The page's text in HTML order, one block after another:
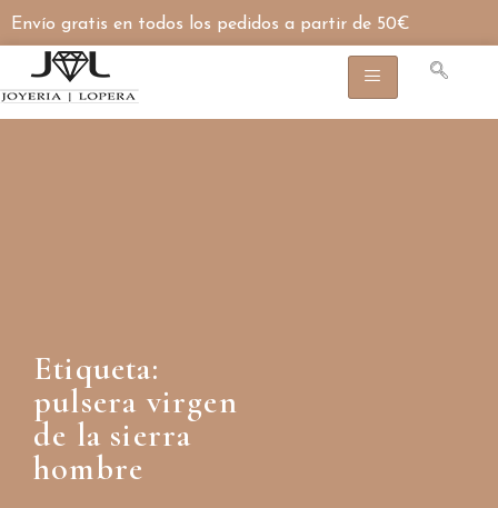
Envío gratis en todos los pedidos a partir de 50€
Etiqueta:
pulsera virgen
de la sierra
hombre